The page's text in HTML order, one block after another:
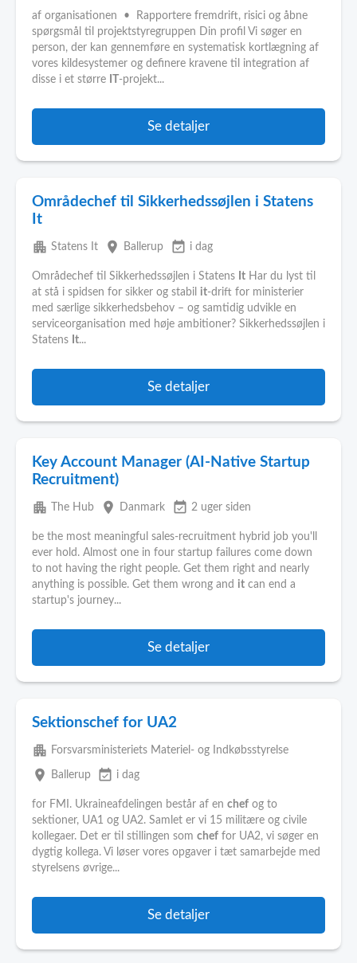
af organisationen • Rapportere fremdrift, risici og åbne
spørgsmål til projektstyregruppen Din profil Vi søger en
person, der kan gennemføre en systematisk kortlægning af
vores kildesystemer og definere kravene til integration af
disse i et større
-projekt...
Se detaljer
Områdechef til Sikkerhedssøjlen i Statens
It
apartment Statens It place Ballerup event_available i dag
Områdechef til Sikkerhedssøjlen i Statens It Har du lyst til
at stå i spidsen for sikker og stabil it-drift for ministerier
med særlige sikkerhedsbehov – og samtidig udvikle en
serviceorganisation med høje ambitioner? Sikkerhedssøjlen i
Statens It...
Se detaljer
Key Account Manager (AI-Native Startup
Recruitment)
apartment The Hub place Danmark event_available 2 uger siden
be the most meaningful sales-recruitment hybrid job you'll
ever hold. Almost one in four startup failures come down
to not having the right people. Get them right and nearly
anything is possible. Get them wrong and it can end a
startup's journey...
Se detaljer
Sektionschef for UA2
apartment Forsvarsministeriets Materiel- og Indkøbsstyrelse
place Ballerup event_available i dag
for FMI. Ukraineafdelingen består af en chef og to
sektioner, UA1 og UA2. Samlet er vi 15 militære og civile
kollegaer. Det er til stillingen som chef for UA2, vi søger en
dygtig kollega. Vi løser vores opgaver i tæt samarbejde med
styrelsens øvrige...
Se detaljer